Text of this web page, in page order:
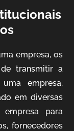
empresa, os
transmitir a
empresa.
em diversas
para
fornecedores